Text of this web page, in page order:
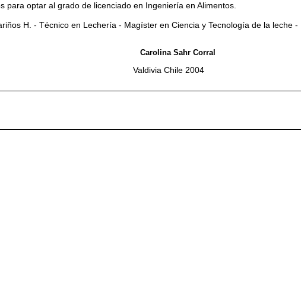
para optar al grado de licenciado en Ingeniería en Alimentos.
H. - Técnico en Lechería - Magíster en Ciencia y Tecnología de la leche
Carolina Sahr Corral
Valdivia Chile 2004